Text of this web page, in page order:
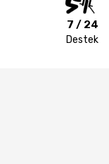
7 / 24
Destek